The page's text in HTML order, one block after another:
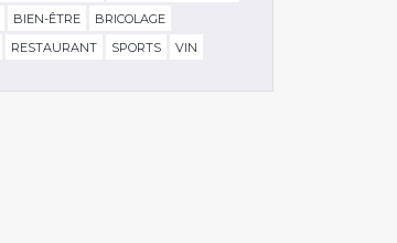
BIEN-ÊTRE
BRICOLAGE
RESTAURANT SPORTS VIN